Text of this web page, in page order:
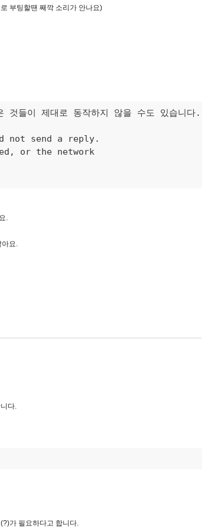
부팅할땐 째깍 소리가 안나요)
것들이 제대로 동작하지 않을 수도 있습니다.
not send a reply.
or the network
.
아요.
다.
가 필요하다고 합니다.